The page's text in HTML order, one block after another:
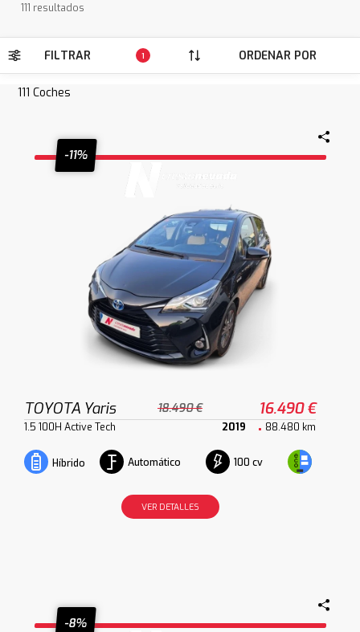
111 resultados
FILTRAR 1 ORDENAR POR
111 Coches
-11%
TOYOTA Yaris 18.490 € 16.490 €
1.5 100H Active Tech 2019 88.480 km
Híbrido Automático 100 cv
VER DETALLES
-8%